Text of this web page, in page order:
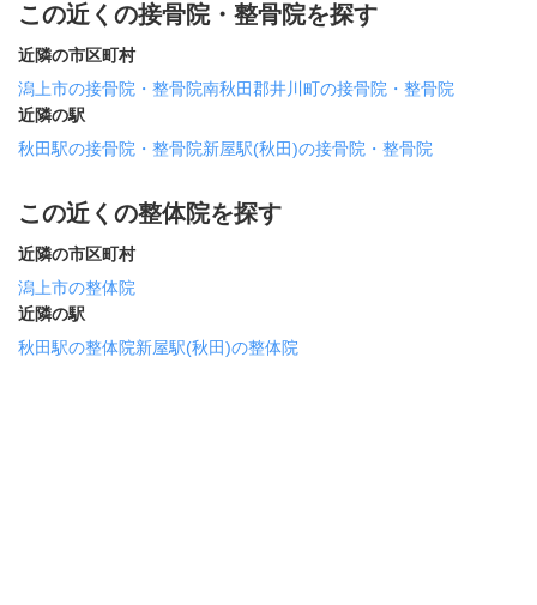
この近くの接骨院・整骨院を探す
近隣の市区町村
潟上市の接骨院・整骨院南秋田郡井川町の接骨院・整骨院
近隣の駅
秋田駅の接骨院・整骨院新屋駅(秋田)の接骨院・整骨院
この近くの整体院を探す
近隣の市区町村
潟上市の整体院
近隣の駅
秋田駅の整体院新屋駅(秋田)の整体院